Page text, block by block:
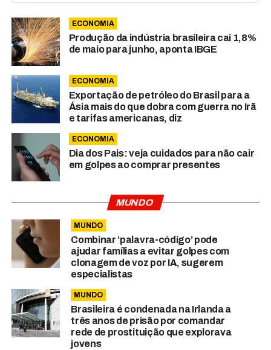
ECONOMIA
Produção da indústria brasileira cai 1,8%
de maio para junho, aponta IBGE
ECONOMIA
Exportação de petróleo do Brasil para a
Ásia mais do que dobra com guerra no Irã
e tarifas americanas, diz
ECONOMIA
Dia dos Pais: veja cuidados para não cair
em golpes ao comprar presentes
MUNDO
MUNDO
Combinar ‘palavra-código’ pode
ajudar famílias a evitar golpes com
clonagem de voz por IA, sugerem
especialistas
MUNDO
Brasileira é condenada na Irlanda a
três anos de prisão por comandar
rede de prostituição que explorava
jovens